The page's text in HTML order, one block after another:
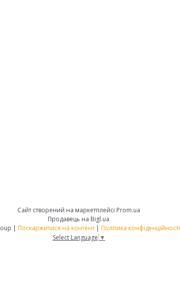
Сайт створений на маркетплейсі Prom.ua
Продавець на Bigl.ua
SEDA Group | Поскаржитися на контент | Політика конфіденційності
Select Language ▼